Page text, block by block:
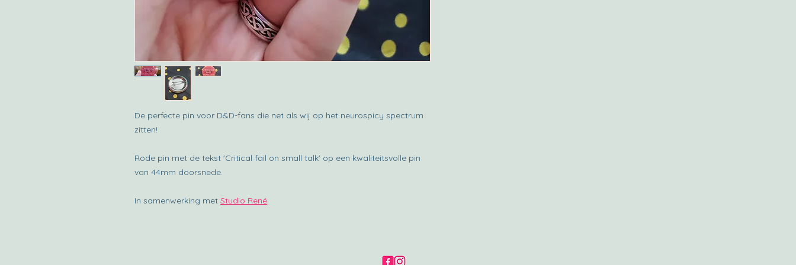
De perfecte pin voor D&D-fans die net als wij op het neurospicy spectrum
zitten!
Rode pin met de tekst 'Critical fail on small talk' op een kwaliteitsvolle pin
van 44mm doorsnede.
In samenwerking met Studio René.